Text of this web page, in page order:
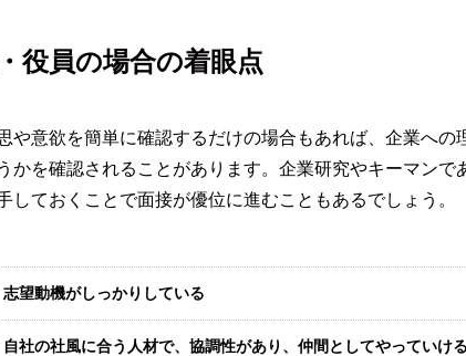
役員の場合の着眼点
や意欲を簡単に確認するだけの場合もあれば、企業へ
かを確認されることがあります。企業研究やキーマン
しておくことで面接が優位に進むこともあるでしょう。
志望動機がしっかりしている
自社の社風に合う人材で、協調性があり、仲間としてやっていけ